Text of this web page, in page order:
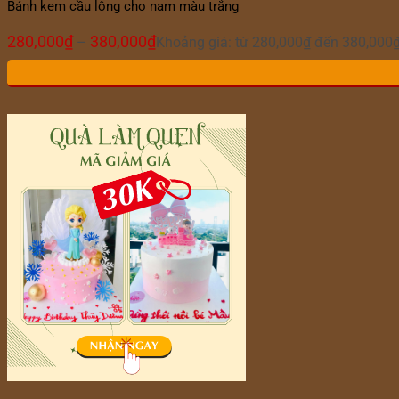
Bánh kem cầu lông cho nam màu trắng
280,000₫ – 380,000₫Khoảng giá: từ 280,000₫ đến